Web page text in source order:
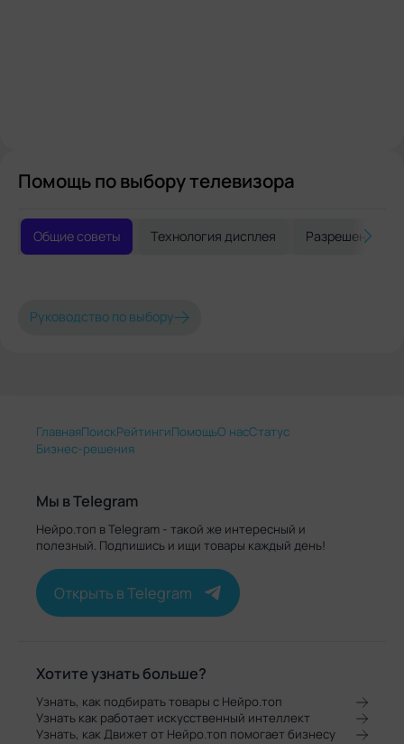
Помощь по выбору телевизора
Общие советы Технология дисплея Разрешение и
Руководство по выбору
ГлавнаяПоискРейтингиПомощьО насСтатус
Бизнес-решения
Мы в Telegram
Нейро.топ в Telegram - такой же интересный и
полезный. Подпишись и ищи товары каждый день!
Открыть в Telegram
Хотите узнать больше?
Узнать, как подбирать товары с Нейро.топ
Узнать как работает искусственный интеллект
Узнать, как Движет от Нейро.топ помогает бизнесу